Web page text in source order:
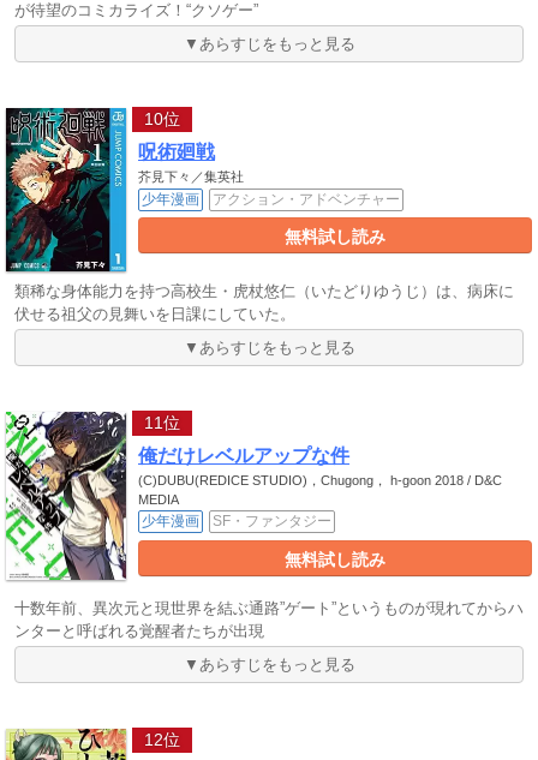
が待望のコミカライズ！“クソゲー”
▼あらすじをもっと見る
10位
呪術廻戦
芥見下々／集英社
少年漫画 アクション・アドベンチャー
無料試し読み
類稀な身体能力を持つ高校生・虎杖悠仁（いたどりゆうじ）は、病床に
伏せる祖父の見舞いを日課にしていた。
▼あらすじをもっと見る
11位
俺だけレベルアップな件
(C)DUBU(REDICE STUDIO)，Chugong， h-goon 2018 / D&C
MEDIA
少年漫画 SF・ファンタジー
無料試し読み
十数年前、異次元と現世界を結ぶ通路”ゲート”というものが現れてからハ
ンターと呼ばれる覚醒者たちが出現
▼あらすじをもっと見る
12位